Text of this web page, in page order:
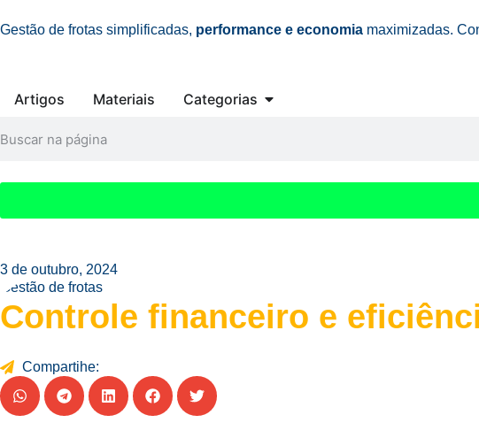
Gestão de frotas simplificadas, performance e economia maximizadas.
Artigos Materiais Categorias
3 de outubro, 2024
Gestão de frotas
Controle financeiro e
Compartihe: